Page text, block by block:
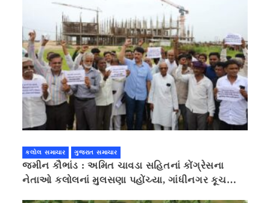
કલોલ સમાચાર ગુજરાત સમાચાર
જમીન કૌભાંડ : અમિત ચાવડા સહિતનાં કોંગ્રેસના
નેતાઓ કલોલનાં મુલસણા પહોંચ્યા, ગાંધીનગર કૂચ